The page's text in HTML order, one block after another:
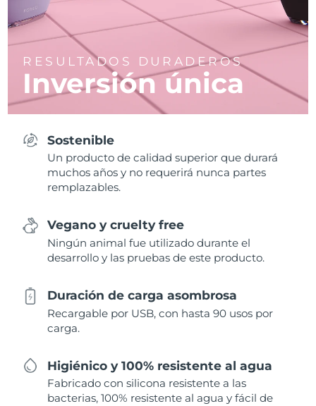
RESULTADOS DURADEROS
Inversión única
Sostenible
Un producto de calidad superior que durará
muchos años y no requerirá nunca partes
remplazables.
Vegano y cruelty free
Ningún animal fue utilizado durante el
desarrollo y las pruebas de este producto.
Duración de carga asombrosa
Recargable por USB, con hasta 90 usos por
carga.
Higiénico y 100% resistente al agua
Fabricado con silicona resistente a las
bacterias, 100% resistente al agua y fácil de